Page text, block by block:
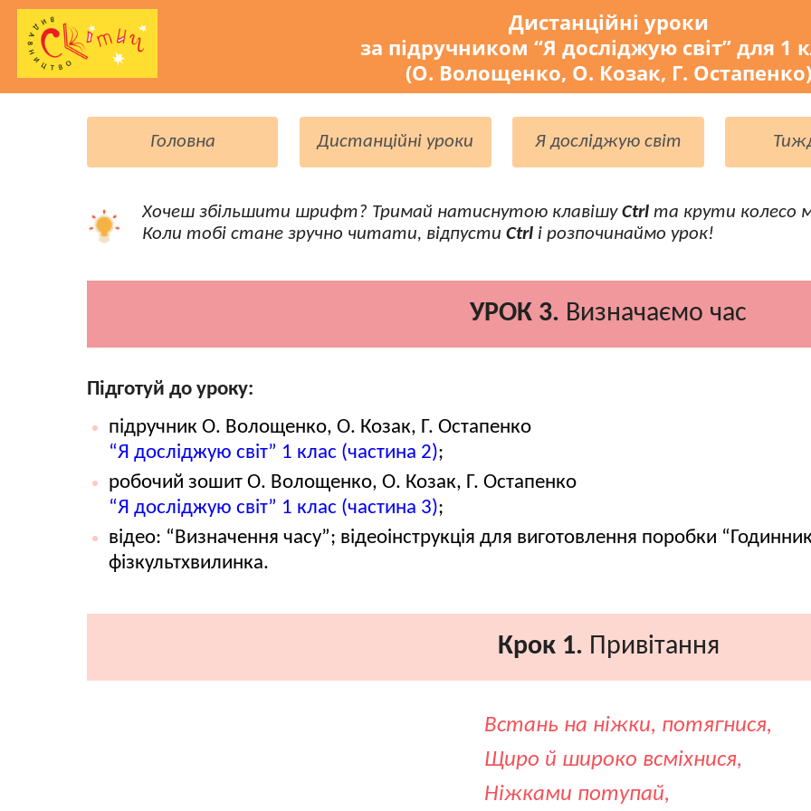
Дистанційні уроки
за підручником “Я досліджую світ” для 1
(О. Волощенко, О. Козак, Г. Остапенко)
Головна Дистанційні уроки Я досліджую світ
Хочеш збільшити шрифт? Тримай натиснутою клавішуCtrl та крути колесо
Коли тобі стане зручно читати, відпустиCtrl і розпочинаймо урок!
УРОК 3. Визначаємо час
Підготуй до уроку:
підручник О. Волощенко, О. Козак, Г. Остапенко
“Я досліджую світ” 1 клас (частина 2);
робочий зошит О. Волощенко, О. Козак, Г. Остапенко
“Я досліджую світ” 1 клас (частина 3);
відео: “Визначення часу”; відеоінструкція для виготовлення поробки
фізкультхвилинка.
Крок 1. Привітання
Встань на ніжки, потягнися,
Щиро й широко всміхнися,
Ніжками потупай,